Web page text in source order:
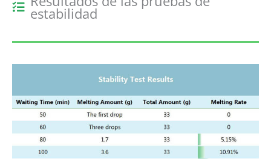
estabilidad